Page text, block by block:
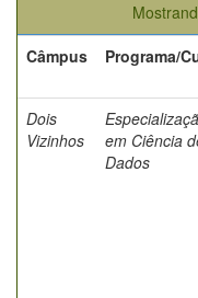
Câmpus
Programa/
Dois
Vizinhos
em Ciência
Dados